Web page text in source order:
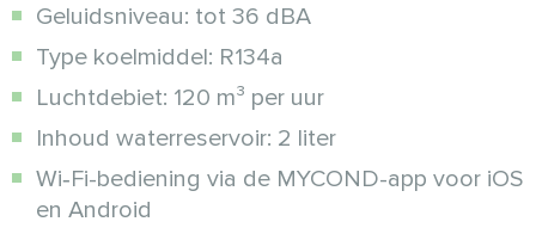
Geluidsniveau: tot 36 dBA
Type koelmiddel: R134a
Luchtdebiet: 120 m³ per uur
Inhoud waterreservoir: 2 liter
Wi‑Fi-bediening via de MYCOND-app voor iOS
en Android